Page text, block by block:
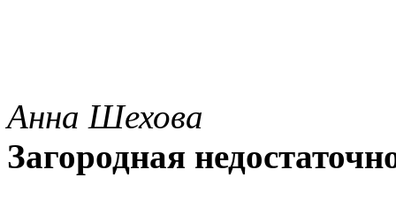
Анна Шехова
Загородная